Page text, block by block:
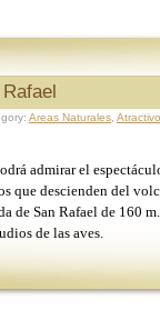
Areas Naturales
admirar el
que descienden del
de San Rafael de 160
de las aves.